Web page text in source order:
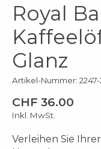
Royal
Glanz
Artikel-Nummer:
CHF 36.00
Inkl. MwSt.
Verleihen Sie